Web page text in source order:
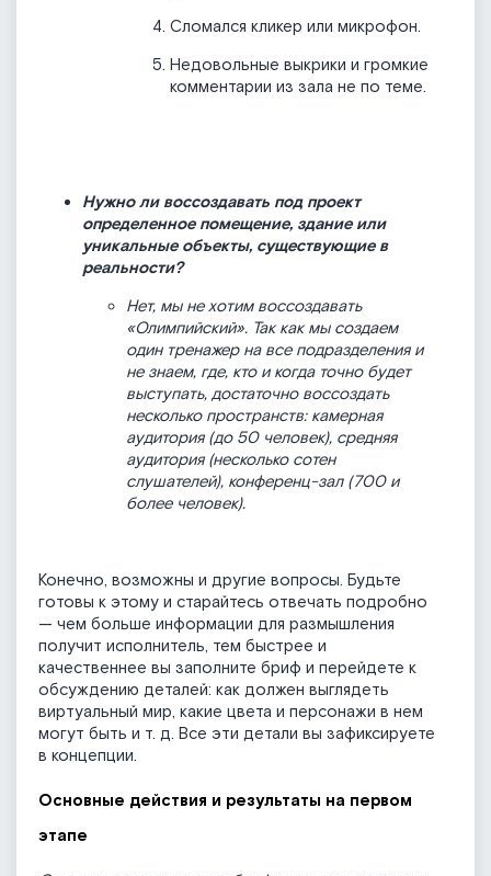
Сломался кликер или микрофон.
Недовольные выкрики и громкие
комментарии из зала не по теме.
Нужно ли воссоздавать под проект
определенное помещение, здание или
уникальные объекты, существующие в
реальности?
Нет, мы не хотим воссоздавать
«Олимпийский». Так как мы создаем
один тренажер на все подразделения и
не знаем, где, кто и когда точно будет
выступать, достаточно воссоздать
несколько пространств: камерная
аудитория (до 50 человек), средняя
аудитория (несколько сотен
слушателей), конференц-зал (700 и
более человек).
Конечно, возможны и другие вопросы. Будьте
готовы к этому и старайтесь отвечать подробно
— чем больше информации для размышления
получит исполнитель, тем быстрее и
качественнее вы заполните бриф и перейдете к
обсуждению деталей: как должен выглядеть
виртуальный мир, какие цвета и персонажи в нем
могут быть и т. д. Все эти детали вы зафиксируете
в концепции.
Основные действия и результаты на первом
этапе